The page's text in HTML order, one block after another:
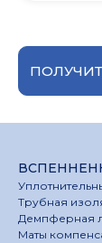
Трубная
Демпферная
Маты